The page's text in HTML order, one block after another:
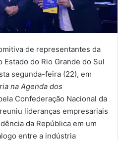
de representantes da
Estado do Rio Grande do Sul
segunda-feira (22), em
na Agenda dos
Confederação Nacional da
lideranças empresariais
da República em um
entre a indústria